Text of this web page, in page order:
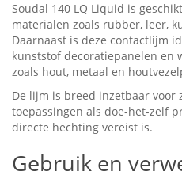
Soudal 140 LQ Liquid is
materialen zoals rubber, leer,
Daarnaast is deze contactlijm
kunststof decoratiepanelen en
zoals hout, metaal en
De lijm is breed inzetbaar voor
toepassingen als doe-het-zelf
directe hechting vereist is.
Gebruik en